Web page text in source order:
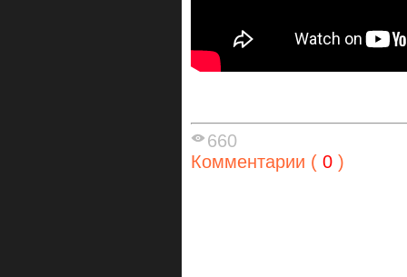
660
Комментарии ( 0 )